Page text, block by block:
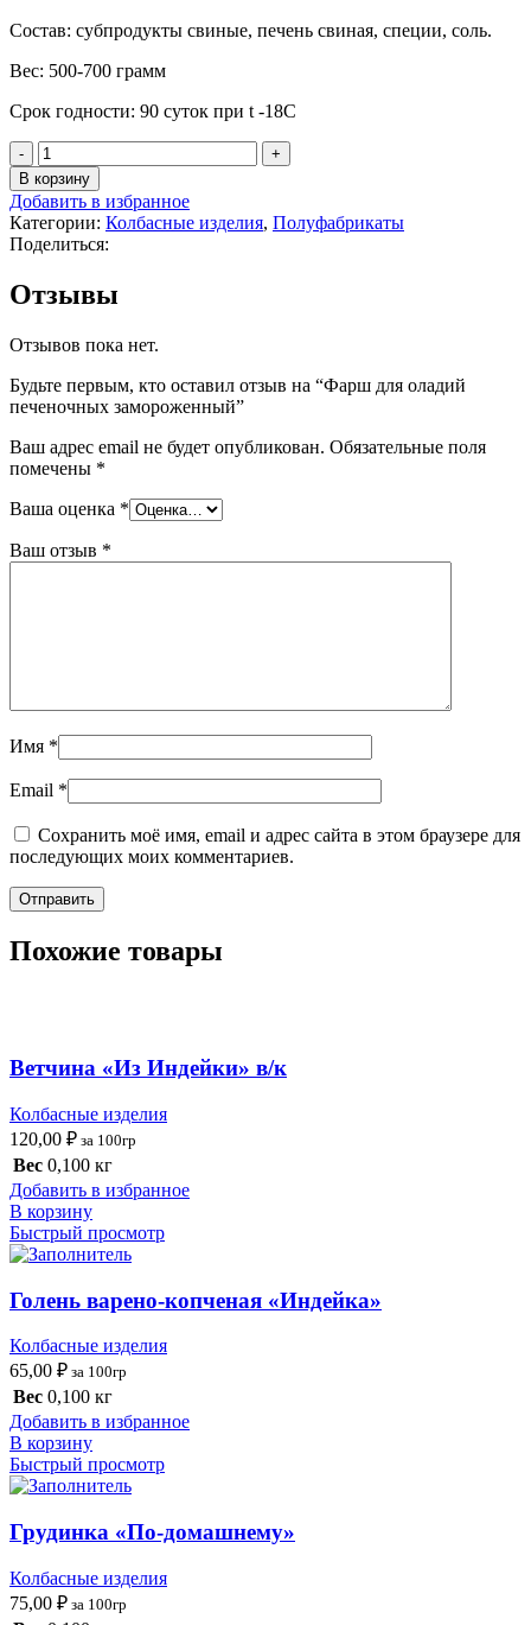
Состав: субпродукты свиные, печень свиная, специи, соль.
Вес: 500-700 грамм
Срок годности: 90 суток при t -18С
В корзину
Добавить в избранное
Категории: Колбасные изделия, Полуфабрикаты
Поделиться:
Отзывы
Отзывов пока нет.
Будьте первым, кто оставил отзыв на “Фарш для оладий
печеночных замороженный”
Ваш адрес email не будет опубликован. Обязательные поля
помечены *
Ваша оценка *
Ваш отзыв *
Имя *
Email *
Сохранить моё имя, email и адрес сайта в этом браузере для
последующих моих комментариев.
Похожие товары
Ветчина «Из Индейки» в/к
Колбасные изделия
120,00 ₽ за 100гр
Вес 0,100 кг
Добавить в избранное
В корзину
Быстрый просмотр
Голень варено-копченая «Индейка»
Колбасные изделия
65,00 ₽ за 100гр
Вес 0,100 кг
Добавить в избранное
В корзину
Быстрый просмотр
Грудинка «По-домашнему»
Колбасные изделия
75,00 ₽ за 100гр